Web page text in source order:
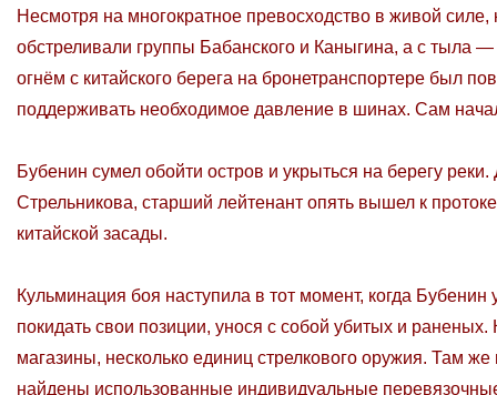
Несмотря на многократное превосходство в живой
обстреливали группы Бабанского и Каныгина, а с
огнём с китайского берега на бронетранспортере был
поддерживать необходимое давление в шинах. Сам
Бубенин сумел обойти остров и укрыться на берегу
Стрельникова, старший лейтенант опять вышел к
китайской засады.
Кульминация боя наступила в тот момент, когда
покидать свои позиции, унося с собой убитых и
магазины, несколько единиц стрелкового оружия. Там
найдены использованные индивидуальные